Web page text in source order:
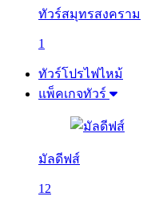
ทัวร์สมุทรสงคราม
1
ทัวร์โปรไฟไหม้
แพ็คเกจทัวร์
มัลดีฟส์
12